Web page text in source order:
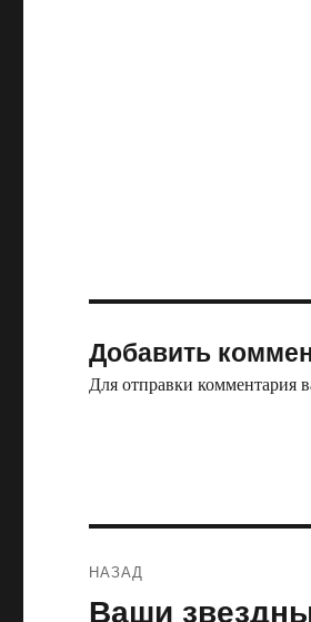
Добавить
Для отправки комментария
по
НАЗАД
Предыдущая
Ваши